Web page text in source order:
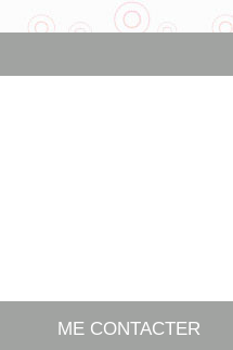
ME CONTACTER